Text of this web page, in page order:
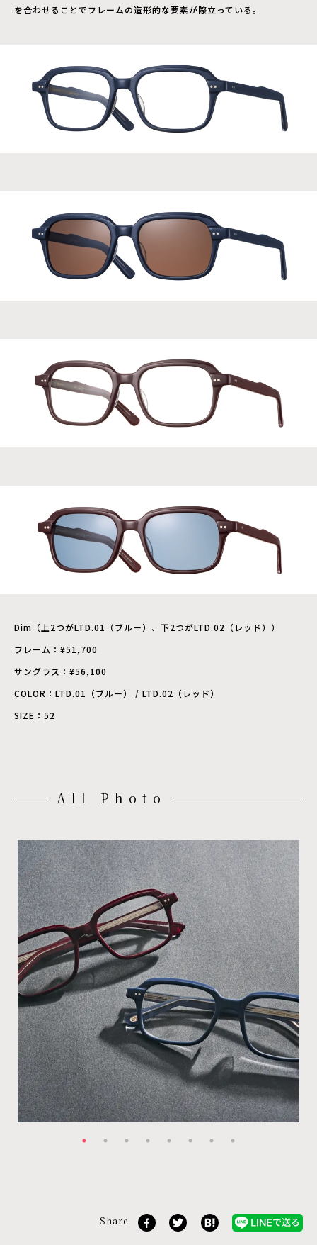
を合わせることでフレームの造形的な要素が際立っている。
Dim（上2つがLTD.01（ブルー）、下2つがLTD.02（レッド））
フレーム：¥51,700
サングラス：¥56,100
COLOR：LTD.01（ブルー） / LTD.02（レッド）
SIZE：52
All Photo
Share